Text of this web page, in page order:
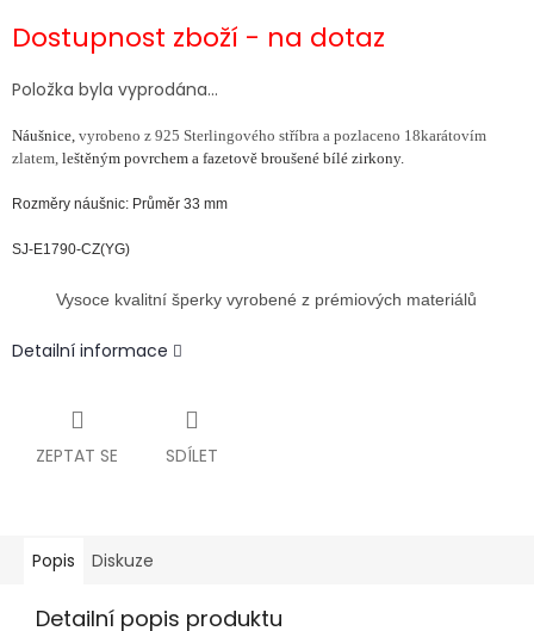
cena:
Dostupnost zboží - na dotaz
Položka byla vyprodána…
Náušnice, vyrobeno z 925 Sterlingového stříbra a pozlaceno 18karátovím
zlatem, leštěným povrchem a fazetově broušené bílé zirkony.
Rozměry náušnic: Průměr 33 mm
SJ-E1790-CZ(YG)
Vysoce kvalitní šperky vyrobené z prémiových materiálů
Detailní informace
ZEPTAT SE SDÍLET
Popis Diskuze
Detailní popis produktu